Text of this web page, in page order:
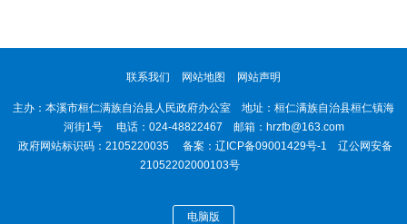
联系我们 网站地图 网站声明
主办：本溪市桓仁满族自治县人民政府办公室 地址：桓仁满族自治县桓仁镇海
河街1号 电话：024-48822467 邮箱：hrzfb@163.com
政府网站标识码：2105220035 备案： 辽ICP备09001429号-1
辽公网安备
21052202000103号
电脑版